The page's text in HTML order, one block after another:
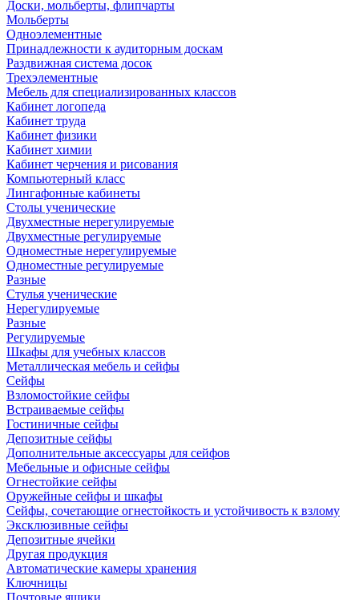
Доски, мольберты, флипчарты
Мольберты
Одноэлементные
Принадлежности к аудиторным доскам
Раздвижная система досок
Трехэлементные
Мебель для специализированных классов
Кабинет логопеда
Кабинет труда
Кабинет физики
Кабинет химии
Кабинет черчения и рисования
Компьютерный класс
Лингафонные кабинеты
Столы ученические
Двухместные нерегулируемые
Двухместные регулируемые
Одноместные нерегулируемые
Одноместные регулируемые
Разные
Стулья ученические
Нерегулируемые
Разные
Регулируемые
Шкафы для учебных классов
Металлическая мебель и сейфы
Сейфы
Взломостойкие сейфы
Встраиваемые сейфы
Гостиничные сейфы
Депозитные сейфы
Дополнительные аксессуары для сейфов
Мебельные и офисные сейфы
Огнестойкие сейфы
Оружейные сейфы и шкафы
Сейфы, сочетающие огнестойкость и устойчивость к взлому
Эксклюзивные сейфы
Депозитные ячейки
Другая продукция
Автоматические камеры хранения
Ключницы
Почтовые ящики